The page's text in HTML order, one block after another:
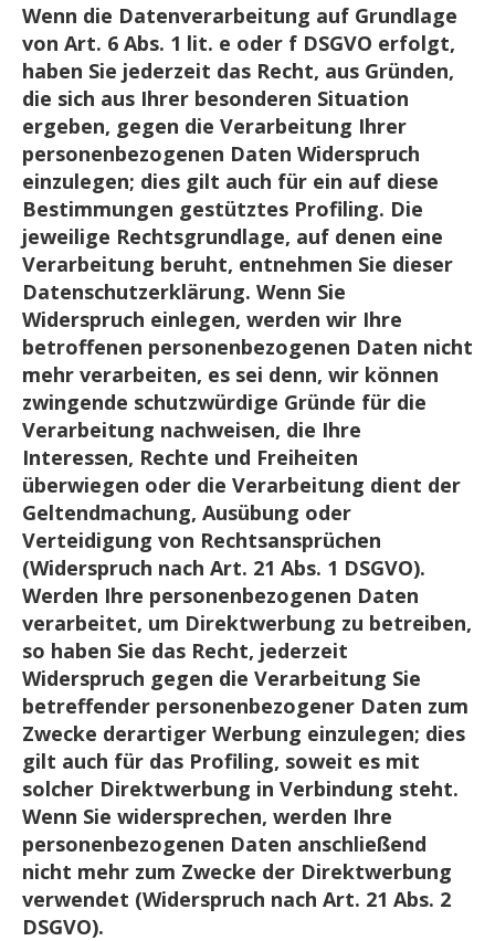
Wenn die Datenverarbeitung auf Grundlage
von Art. 6 Abs. 1 lit. e oder f DSGVO erfolgt,
haben Sie jederzeit das Recht, aus Gründen,
die sich aus Ihrer besonderen Situation
ergeben, gegen die Verarbeitung Ihrer
personenbezogenen Daten Widerspruch
einzulegen; dies gilt auch für ein auf diese
Bestimmungen gestütztes Profiling. Die
jeweilige Rechtsgrundlage, auf denen eine
Verarbeitung beruht, entnehmen Sie dieser
Datenschutzerklärung. Wenn Sie
Widerspruch einlegen, werden wir Ihre
betroffenen personenbezogenen Daten nicht
mehr verarbeiten, es sei denn, wir können
zwingende schutzwürdige Gründe für die
Verarbeitung nachweisen, die Ihre
Interessen, Rechte und Freiheiten
überwiegen oder die Verarbeitung dient der
Geltendmachung, Ausübung oder
Verteidigung von Rechtsansprüchen
(Widerspruch nach Art. 21 Abs. 1 DSGVO).
Werden Ihre personenbezogenen Daten
verarbeitet, um Direktwerbung zu betreiben,
so haben Sie das Recht, jederzeit
Widerspruch gegen die Verarbeitung Sie
betreffender personenbezogener Daten zum
Zwecke derartiger Werbung einzulegen; dies
gilt auch für das Profiling, soweit es mit
solcher Direktwerbung in Verbindung steht.
Wenn Sie widersprechen, werden Ihre
personenbezogenen Daten anschließend
nicht mehr zum Zwecke der Direktwerbung
verwendet (Widerspruch nach Art. 21 Abs. 2
DSGVO).